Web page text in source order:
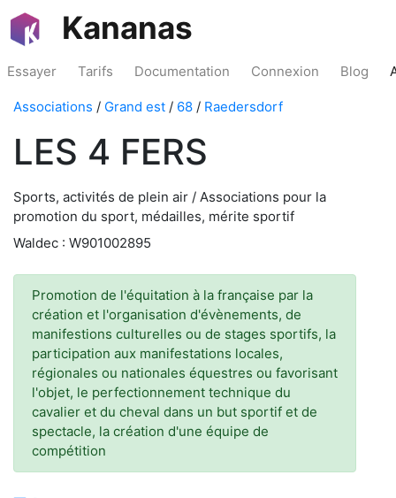
Kananas
Essayer Tarifs Documentation Connexion Blog
Associations / Grand est / 68 / Raedersdorf
LES 4 FERS
Sports, activités de plein air / Associations pour la
promotion du sport, médailles, mérite sportif
Waldec : W901002895
Promotion de l'équitation à la française par la
création et l'organisation d'évènements, de
manifestions culturelles ou de stages sportifs, la
participation aux manifestations locales,
régionales ou nationales équestres ou favorisant
l'objet, le perfectionnement technique du
cavalier et du cheval dans un but sportif et de
spectacle, la création d'une équipe de
compétition